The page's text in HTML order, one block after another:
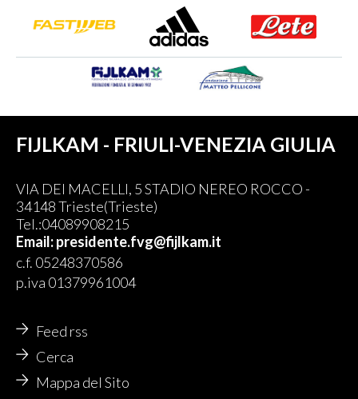
FIJLKAM - FRIULI-VENEZIA GIULIA
VIA DEI MACELLI, 5 STADIO NEREO ROCCO -
34148 Trieste(Trieste)
Tel.:04089908215
Email: presidente.fvg@fijlkam.it
c.f. 05248370586
p.iva 01379961004
Feed rss
Cerca
Mappa del Sito